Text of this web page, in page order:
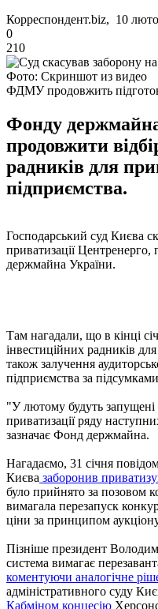
Корреспондент.biz, 10
0
210
Фото: Скриншот из видео
ФДМУ продовжить
Фонду
продовжити
радників для
підприємства.
Господарський суд Києва
приватизації Центренерго,
держмайна України.
Там нагадали, що в кінці
інвестиційних радників
також залучення
підприємства за
"У лютому будуть
приватизації ряду
зазначає Фонд держмайна.
Нагадаємо, 31 січня
Києва заборонив
було прийнято за позовом
вимагала перезапуск
ціни за принципом
Пізніше президент
система вимагає
коментуючи аналогічне
адміністративного суду
Кабміном концесію